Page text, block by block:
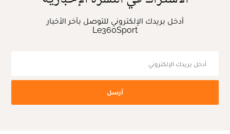
أدخل بريدك الإلكتروني للتوصل بآخر الأخبار
Le360Sport
أرسل